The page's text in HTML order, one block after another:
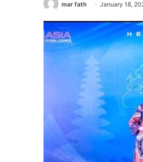
mar fath January 18,